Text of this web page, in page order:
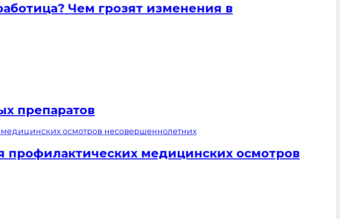
Чем грозят изменения в
препаратов
медицинских осмотров